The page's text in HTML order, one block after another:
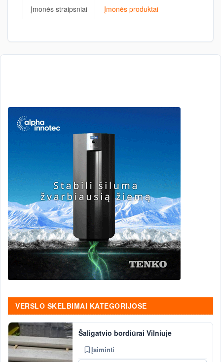
Įmonės straipsniai Įmonės produktai
VERSLO SKELBIMAI KATEGORIJOSE
Šaligatvio bordiūrai Vilniuje
Įsiminti